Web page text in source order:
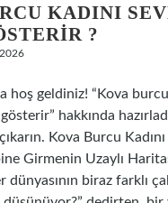
KADINI
?
hoş geldiniz! “Kova burcu
hakkında
Kova Burcu
Girmenin Uzaylı
dünyasının biraz farklı